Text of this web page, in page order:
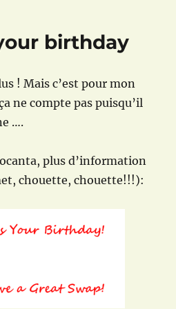
burton »
colis
tant
birthday
! Mais c’est pour mon
ne compte pas puisqu’il
….
plus d’information
chouette, chouette!!!):